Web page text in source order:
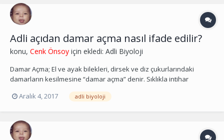
Adli açıdan damar açma nasıl ifade edilir?
konu, Cenk Önsoy için ekledi: Adli Biyoloji
Damar Açma; El ve ayak bilekleri, dirsek ve diz çukurlarındaki
damarların kesilmesine “damar açma” denir. Sıklıkla intihar
cinayet olarak rastlanan olgular da mevcuttur. Bu tür olgularda
Aralık 4, 2017 adli biyoloji